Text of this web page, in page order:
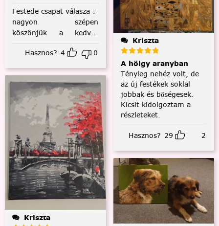
Festede csapat válasza :
nagyon szépen
köszönjük a kedves
visszajelzést! :)
Hasznos? 4 0
Kriszta
Kriszta
A hölgy aranyban
Tényleg nehéz volt, de
az új festékek soklal
jobbak és bőségesek.
Kicsit kidolgoztam a
részleteket.
Hasznos? 29 2